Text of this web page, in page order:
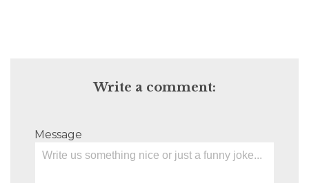
Write a comment:
Message